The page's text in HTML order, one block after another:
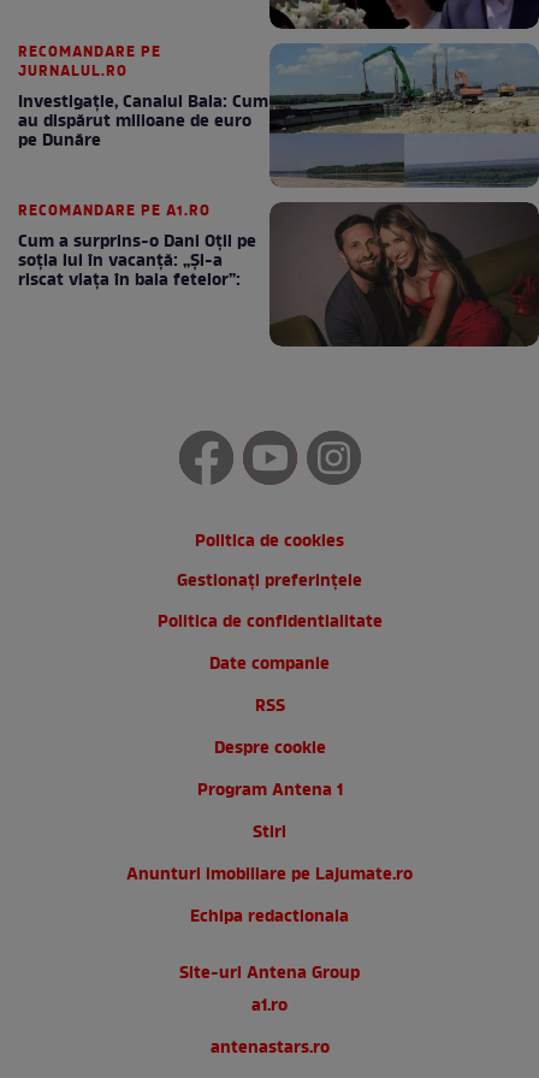
RECOMANDARE PE
JURNALUL.RO
Investigație, Canalul Bala: Cum
au dispărut milioane de euro
pe Dunăre
RECOMANDARE PE A1.RO
Cum a surprins-o Dani Oțil pe
soția lui în vacanță: „Și-a
riscat viața în baia fetelor”:
Politica de cookies
Gestionați preferințele
Politica de confidentialitate
Date companie
RSS
Despre cookie
Program Antena 1
Stiri
Anunturi imobiliare pe Lajumate.ro
Echipa redactionala
Site-uri Antena Group
a1.ro
antenastars.ro